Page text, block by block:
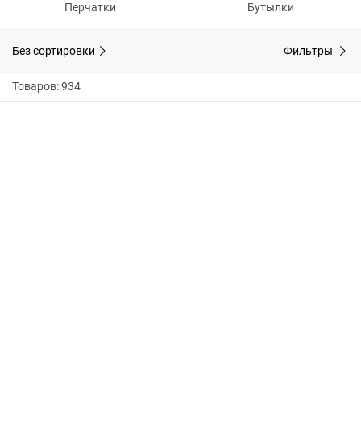
Перчатки Бутылки
Без сортировки Фильтры
Товаров: 934